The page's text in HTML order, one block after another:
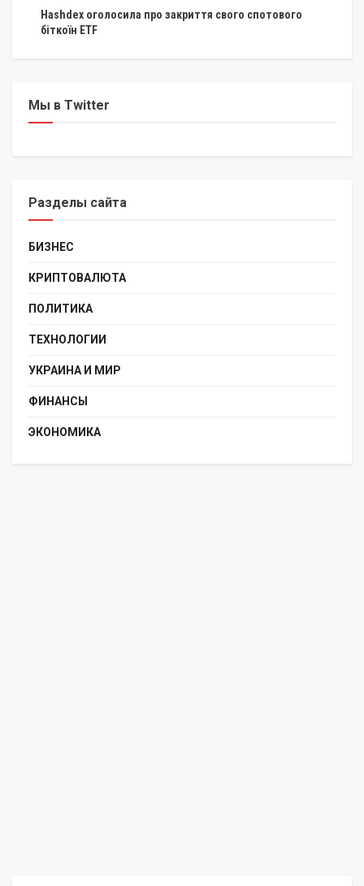
Hashdex оголосила про закриття свого спотового
біткоїн ETF
Мы в Twitter
Разделы сайта
БИЗНЕС
КРИПТОВАЛЮТА
ПОЛИТИКА
ТЕХНОЛОГИИ
УКРАИНА И МИР
ФИНАНСЫ
ЭКОНОМИКА